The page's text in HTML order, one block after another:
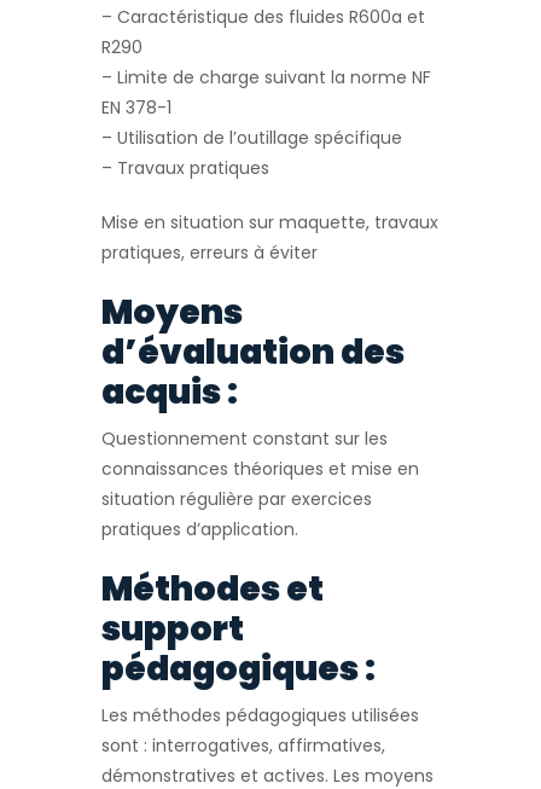
– Caractéristique des fluides R600a et
R290
– Limite de charge suivant la norme NF
EN 378-1
– Utilisation de l’outillage spécifique
– Travaux pratiques
Mise en situation sur maquette, travaux
pratiques, erreurs à éviter
Moyens
d’évaluation des
acquis :
Questionnement constant sur les
connaissances théoriques et mise en
situation régulière par exercices
pratiques d’application.
Méthodes et
support
pédagogiques :
Les méthodes pédagogiques utilisées
sont : interrogatives, affirmatives,
démonstratives et actives. Les moyens